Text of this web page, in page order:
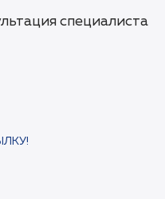
специалиста